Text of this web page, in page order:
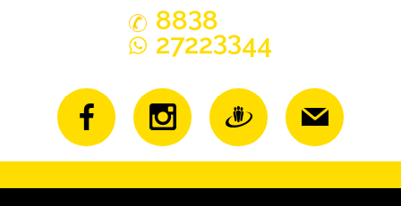
8838
27223344